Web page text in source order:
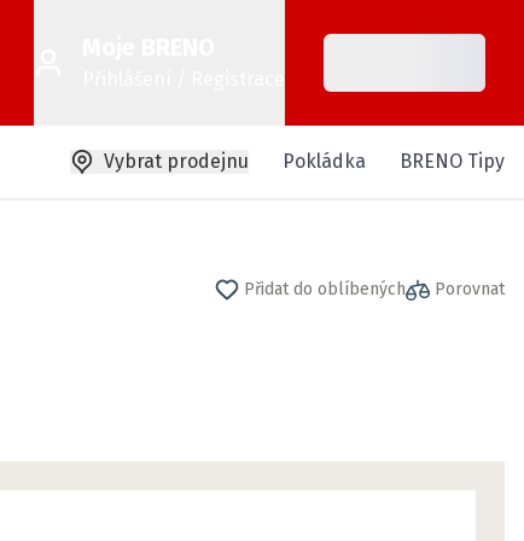
Vybrat prodejnu Pokládka BRENO Tipy
Přidat do oblíbených Porovnat